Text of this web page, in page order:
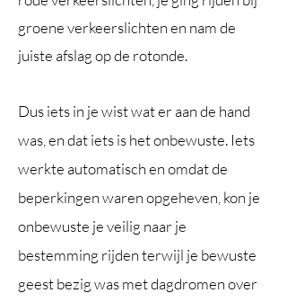
groene verkeerslichten en nam de
juiste afslag op de rotonde.
Dus iets in je wist wat er aan de hand
was, en dat iets is het onbewuste. Iets
werkte automatisch en omdat de
beperkingen waren opgeheven, kon je
onbewuste je veilig naar je
bestemming rijden terwijl je bewuste
geest bezig was met dagdromen over